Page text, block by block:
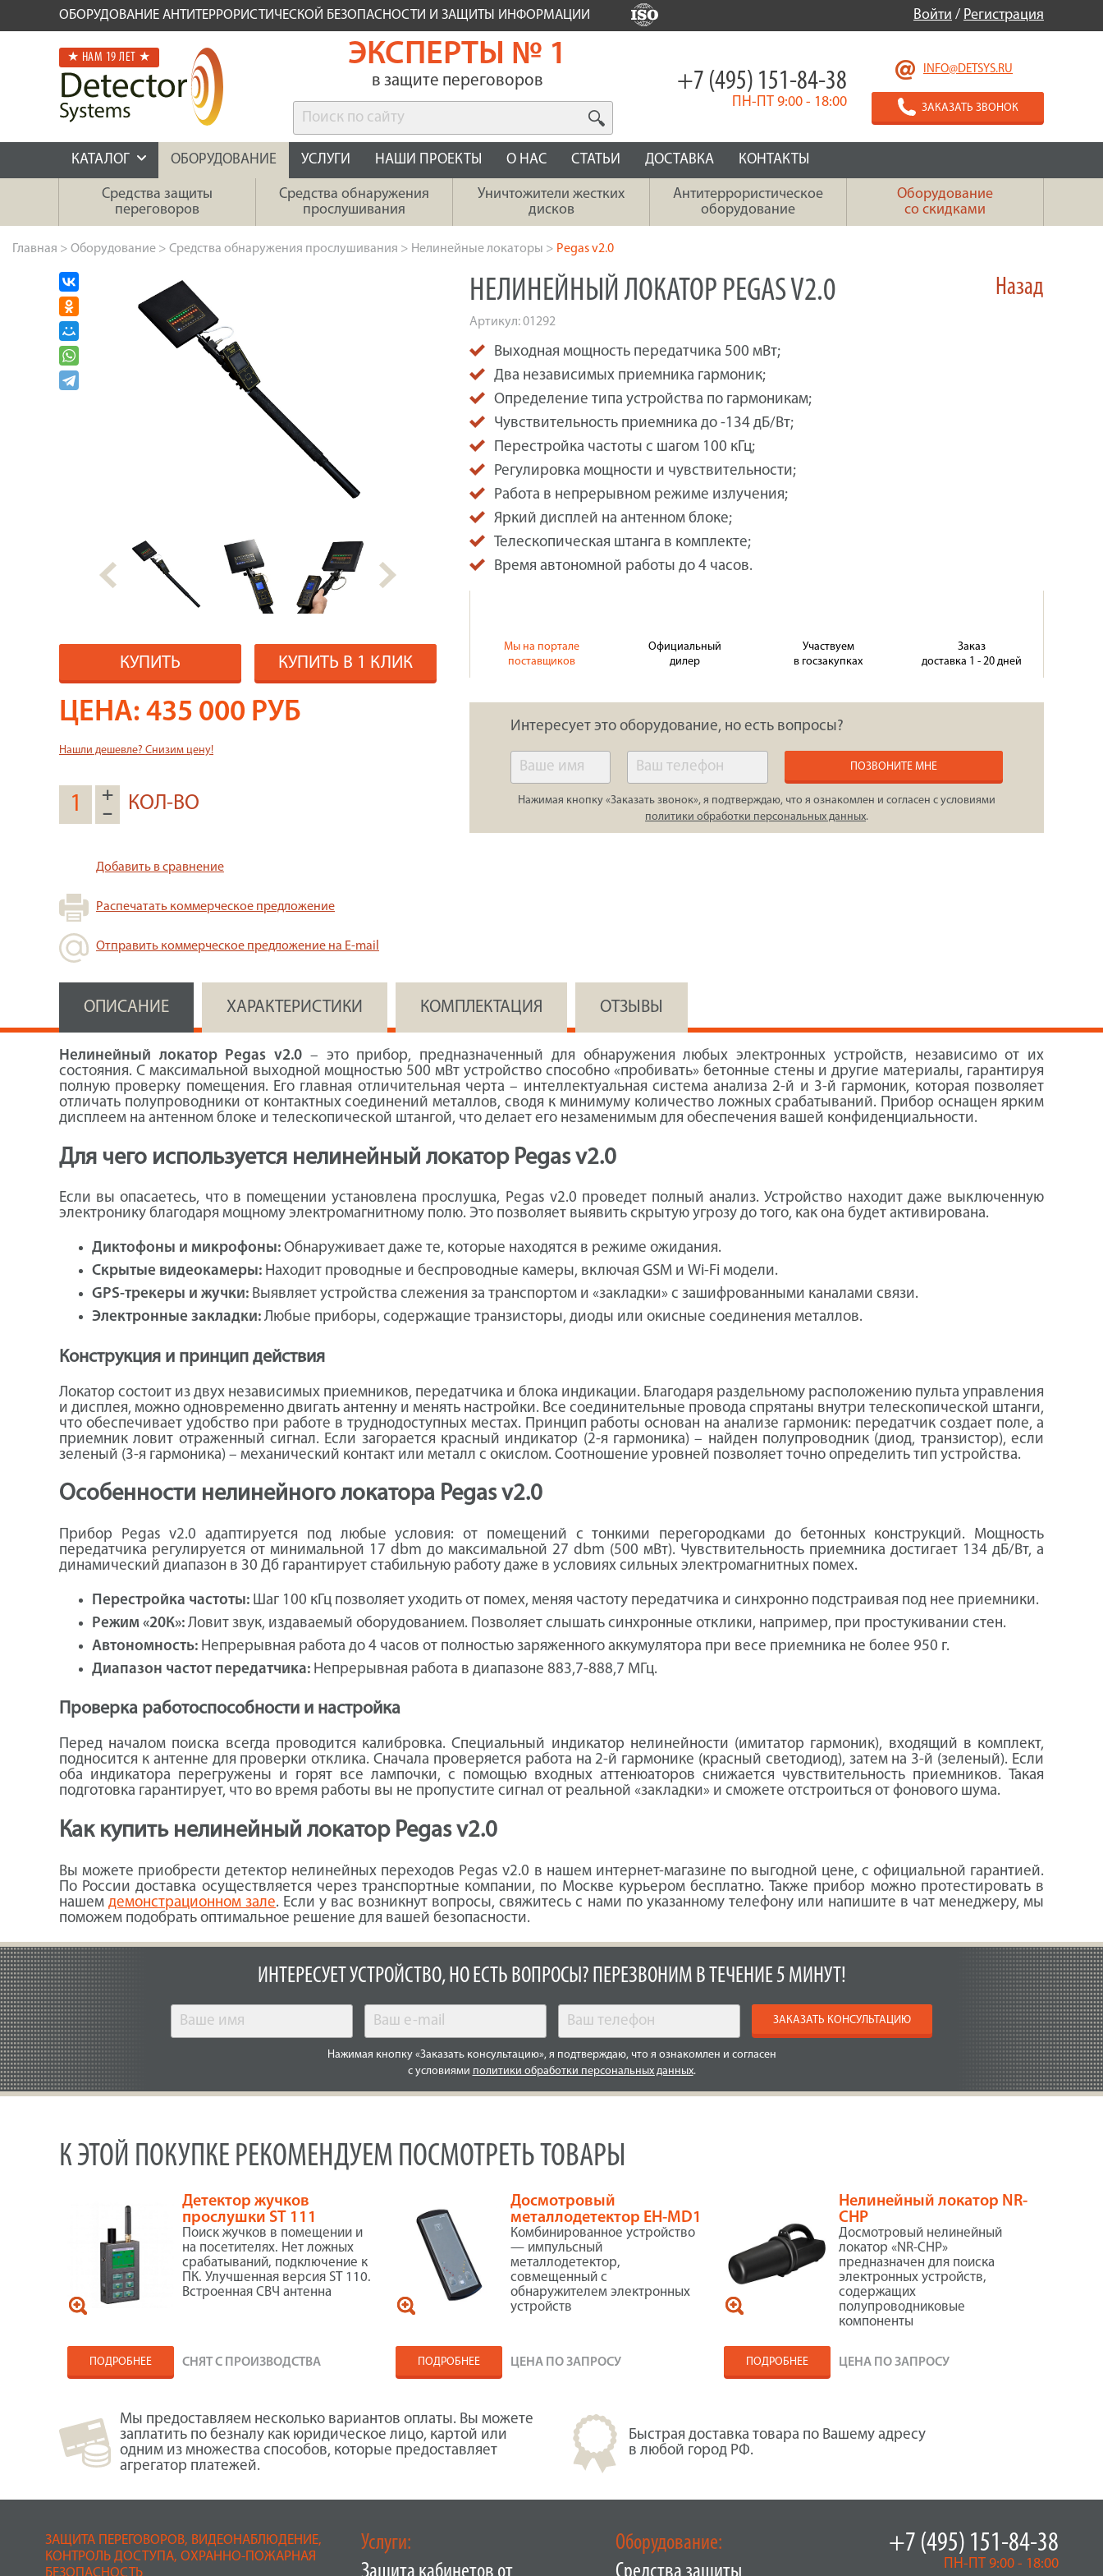
ОБОРУДОВАНИЕ АНТИТЕРРОРИСТИЧЕСКОЙ БЕЗОПАСНОСТИ И ЗАЩИТЫ ИНФОРМАЦИИ Войти / Регистрация
★ НАМ 19 ЛЕТ ★ ЭКСПЕРТЫ № 1
в защите переговоров
INFO@DETSYS.RU
ЗАКАЗАТЬ ЗВОНОК
+7 (495) 151-84-38
ПН-ПТ 9:00 - 18:00
КАТАЛОГ ОБОРУДОВАНИЕ УСЛУГИ НАШИ ПРОЕКТЫ О НАС СТАТЬИ ДОСТАВКА КОНТАКТЫ
Средства защиты
переговоров
Средства обнаружения
прослушивания
Уничтожители жестких
дисков
Антитеррористическое
оборудование
Оборудование
со скидками
Главная > Оборудование > Средства обнаружения прослушивания > Нелинейные локаторы > Pegas v2.0
Назад
КУПИТЬ КУПИТЬ В 1 КЛИК
ЦЕНА: 435 000 РУБ
Нашли дешевле? Снизим цену!
+
–
КОЛ-ВО
Добавить в сравнение
Распечатать коммерческое предложение
Отправить коммерческое предложение на E-mail
НЕЛИНЕЙНЫЙ ЛОКАТОР PEGAS V2.0
Артикул:01292
Выходная мощность передатчика 500 мВт;
Два независимых приемника гармоник;
Определение типа устройства по гармоникам;
Чувствительность приемника до -134 дБ/Вт;
Перестройка частоты с шагом 100 кГц;
Регулировка мощности и чувствительности;
Работа в непрерывном режиме излучения;
Яркий дисплей на антенном блоке;
Телескопическая штанга в комплекте;
Время автономной работы до 4 часов.
Мы на портале
поставщиков
Официальный
дилер
Участвуем
в госзакупках
Заказ
доставка 1 - 20 дней
Интересует это оборудование, но есть вопросы?
ПОЗВОНИТЕ МНЕ
Нажимая кнопку «Заказать звонок», я подтверждаю, что я ознакомлен и согласен с условиями
политики обработки персональных данных.
ОПИСАНИЕ ХАРАКТЕРИСТИКИ КОМПЛЕКТАЦИЯ ОТЗЫВЫ
Нелинейный локатор Pegas v2.0 – это прибор, предназначенный для обнаружения любых электронных устройств, независимо от их
состояния. С максимальной выходной мощностью 500 мВт устройство способно «пробивать» бетонные стены и другие материалы, гарантируя
полную проверку помещения. Его главная отличительная черта – интеллектуальная система анализа 2-й и 3-й гармоник, которая позволяет
отличать полупроводники от контактных соединений металлов, сводя к минимуму количество ложных срабатываний. Прибор оснащен ярким
дисплеем на антенном блоке и телескопической штангой, что делает его незаменимым для обеспечения вашей конфиденциальности.
Для чего используется нелинейный локатор Pegas v2.0
Если вы опасаетесь, что в помещении установлена прослушка, Pegas v2.0 проведет полный анализ. Устройство находит даже выключенную
электронику благодаря мощному электромагнитному полю. Это позволяет выявить скрытую угрозу до того, как она будет активирована.
Диктофоны и микрофоны: Обнаруживает даже те, которые находятся в режиме ожидания.
Скрытые видеокамеры: Находит проводные и беспроводные камеры, включая GSM и Wi-Fi модели.
GPS-трекеры и жучки: Выявляет устройства слежения за транспортом и «закладки» с зашифрованными каналами связи.
Электронные закладки: Любые приборы, содержащие транзисторы, диоды или окисные соединения металлов.
Конструкция и принцип действия
Локатор состоит из двух независимых приемников, передатчика и блока индикации. Благодаря раздельному расположению пульта управления
и дисплея, можно одновременно двигать антенну и менять настройки. Все соединительные провода спрятаны внутри телескопической штанги,
что обеспечивает удобство при работе в труднодоступных местах. Принцип работы основан на анализе гармоник: передатчик создает поле, а
приемник ловит отраженный сигнал. Если загорается красный индикатор (2-я гармоника) – найден полупроводник (диод, транзистор), если
зеленый (3-я гармоника) – механический контакт или металл с окислом. Соотношение уровней позволяет точно определить тип устройства.
Особенности нелинейного локатора Pegas v2.0
Прибор Pegas v2.0 адаптируется под любые условия: от помещений с тонкими перегородками до бетонных конструкций. Мощность
передатчика регулируется от минимальной 17 dbm до максимальной 27 dbm (500 мВт). Чувствительность приемника достигает 134 дБ/Вт, а
динамический диапазон в 30 Дб гарантирует стабильную работу даже в условиях сильных электромагнитных помех.
Перестройка частоты: Шаг 100 кГц позволяет уходить от помех, меняя частоту передатчика и синхронно подстраивая под нее приемники.
Режим «20К»: Ловит звук, издаваемый оборудованием. Позволяет слышать синхронные отклики, например, при простукивании стен.
Автономность: Непрерывная работа до 4 часов от полностью заряженного аккумулятора при весе приемника не более 950 г.
Диапазон частот передатчика: Непрерывная работа в диапазоне 883,7-888,7 МГц.
Проверка работоспособности и настройка
Перед началом поиска всегда проводится калибровка. Специальный индикатор нелинейности (имитатор гармоник), входящий в комплект,
подносится к антенне для проверки отклика. Сначала проверяется работа на 2-й гармонике (красный светодиод), затем на 3-й (зеленый). Если
оба индикатора перегружены и горят все лампочки, с помощью входных аттенюаторов снижается чувствительность приемников. Такая
подготовка гарантирует, что во время работы вы не пропустите сигнал от реальной «закладки» и сможете отстроиться от фонового шума.
Как купить нелинейный локатор Pegas v2.0
Вы можете приобрести детектор нелинейных переходов Pegas v2.0 в нашем интернет-магазине по выгодной цене, с официальной гарантией.
По России доставка осуществляется через транспортные компании, по Москве курьером бесплатно. Также прибор можно протестировать в
нашемдемонстрационном зале. Если у вас возникнут вопросы, свяжитесь с нами по указанному телефону или напишите в чат менеджеру, мы
поможем подобрать оптимальное решение для вашей безопасности.
ИНТЕРЕСУЕТ УСТРОЙСТВО, НО ЕСТЬ ВОПРОСЫ? ПЕРЕЗВОНИМ В ТЕЧЕНИЕ 5 МИНУТ!
ЗАКАЗАТЬ КОНСУЛЬТАЦИЮ
Нажимая кнопку «Заказать консультацию», я подтверждаю, что я ознакомлен и согласен
с условиями политики обработки персональных данных.
К ЭТОЙ ПОКУПКЕ РЕКОМЕНДУЕМ ПОСМОТРЕТЬ ТОВАРЫ
Детектор жучков
прослушки ST 111
Поиск жучков в помещении и
на посетителях. Нет ложных
срабатываний, подключение к
ПК. Улучшенная версия ST 110.
Встроенная СВЧ антенна
ПОДРОБНЕЕ СНЯТ С ПРОИЗВОДСТВА
Досмотровый
металлодетектор EH-MD1
Комбинированное устройство
— импульсный
металлодетектор,
совмещенный с
обнаружителем электронных
устройств
ПОДРОБНЕЕ ЦЕНА ПО ЗАПРОСУ
Нелинейный локатор NR-
CHP
Досмотровый нелинейный
локатор «NR-СНР»
предназначен для поиска
электронных устройств,
содержащих
полупроводниковые
компоненты
ПОДРОБНЕЕ ЦЕНА ПО ЗАПРОСУ
Мы предоставляем несколько вариантов оплаты. Вы можете
заплатить по безналу как юридическое лицо, картой или
одним из множества способов, которые предоставляет
агрегатор платежей.
Быстрая доставка товара по Вашему адресу
в любой город РФ.
ЗАЩИТА ПЕРЕГОВОРОВ, ВИДЕОНАБЛЮДЕНИЕ,
КОНТРОЛЬ ДОСТУПА, ОХРАННО-ПОЖАРНАЯ
БЕЗОПАСНОСТЬ
Услуги:
+7 (495) 151-84-38
ПН-ПТ 9:00 - 18:00
Оборудование: